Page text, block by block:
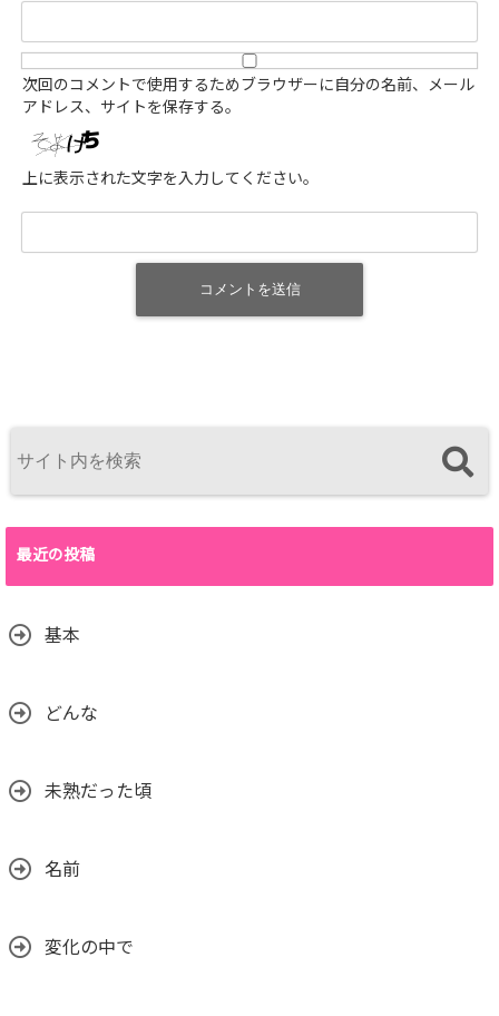
次回のコメントで使用するためブラウザーに自分の名前、メール
アドレス、サイトを保存する。
上に表示された文字を入力してください。
最近の投稿
基本
どんな
未熟だった頃
名前
変化の中で